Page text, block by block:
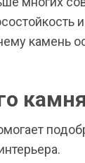
камень
камня